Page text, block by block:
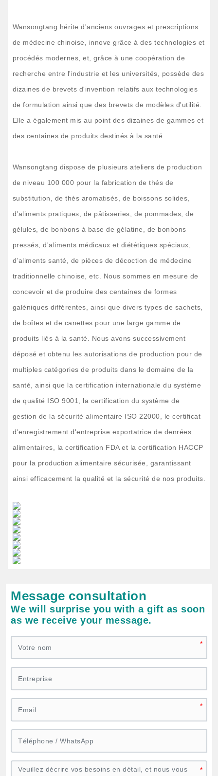
Wansongtang hérite d'anciens ouvrages et prescriptions
de médecine chinoise, innove grâce à des technologies et
procédés modernes, et, grâce à une coopération de
recherche entre l'industrie et les universités, possède des
dizaines de brevets d'invention relatifs aux technologies
de formulation ainsi que des brevets de modèles d'utilité.
Elle a également mis au point des dizaines de gammes et
des centaines de produits destinés à la santé.
Wansongtang dispose de plusieurs ateliers de production
de niveau 100 000 pour la fabrication de thés de
substitution, de thés aromatisés, de boissons solides,
d'aliments pratiques, de pâtisseries, de pommades, de
gélules, de bonbons à base de gélatine, de bonbons
pressés, d'aliments médicaux et diététiques spéciaux,
d'aliments santé, de pièces de décoction de médecine
traditionnelle chinoise, etc. Nous sommes en mesure de
concevoir et de produire des centaines de formes
galéniques différentes, ainsi que divers types de sachets,
de boîtes et de canettes pour une large gamme de
produits liés à la santé. Nous avons successivement
déposé et obtenu les autorisations de production pour de
multiples catégories de produits dans le domaine de la
santé, ainsi que la certification internationale du système
de qualité ISO 9001, la certification du système de
gestion de la sécurité alimentaire ISO 22000, le certificat
d'enregistrement d'entreprise exportatrice de denrées
alimentaires, la certification FDA et la certification HACCP
pour la production alimentaire sécurisée, garantissant
ainsi efficacement la qualité et la sécurité de nos produits.
Message consultation
We will surprise you with a gift as soon
as we receive your message.